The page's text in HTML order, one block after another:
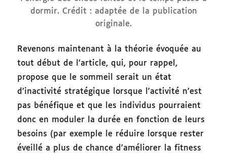
dormir. Crédit : adaptée de la publication
originale.
Revenons maintenant à la théorie évoquée au
tout début de l’article, qui, pour rappel,
propose que le sommeil serait un état
d’inactivité stratégique lorsque l’activité n’est
pas bénéfique et que les individus pourraient
donc en moduler la durée en fonction de leurs
besoins (par exemple le réduire lorsque rester
éveillé a plus de chance d’améliorer la fitness